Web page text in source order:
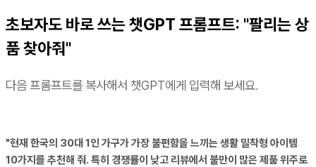
초보자도 바로 쓰는 챗GPT 프롬프트: "팔리는 상
품 찾아줘"
다음 프롬프트를 복사해서 챗GPT에게 입력해 보세요.
"현재 한국의 30대 1인 가구가 가장 불편함을 느끼는 생활 밀착형 아이템
10가지를 추천해 줘. 특히 경쟁률이 낮고 리뷰에서 불만이 많은 제품 위주로